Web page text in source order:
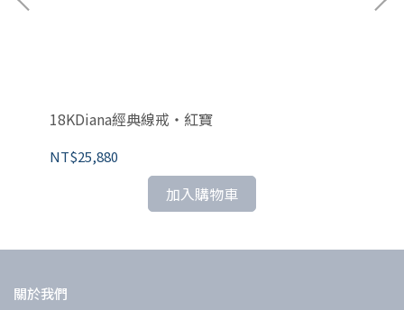
18KDiana經典線戒・紅寶
NT$25,880
加入購物車
關於我們